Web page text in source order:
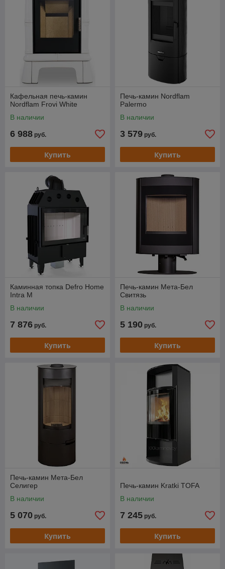
Кафельная печь-камин
Nordflam Frovi White
В наличии
6 988 руб.
Купить
Печь-камин Nordflam
Palermo
В наличии
3 579 руб.
Купить
Каминная топка Defro Home
Intra M
В наличии
7 876 руб.
Купить
Печь-камин Мета-Бел
Свитязь
В наличии
5 190 руб.
Купить
Печь-камин Мета-Бел
Селигер
В наличии
5 070 руб.
Купить
Печь-камин Kratki TOFA
В наличии
7 245 руб.
Купить